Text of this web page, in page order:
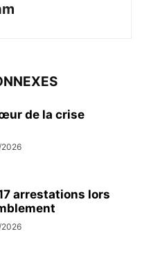
de la crise
arrestations lors